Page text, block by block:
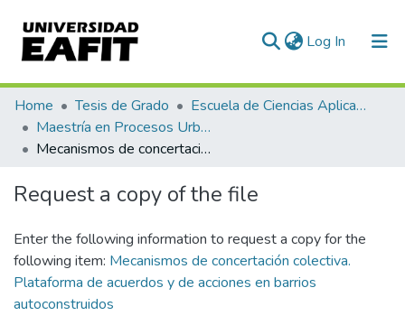
Log In (current)
Communities & Collections
All of DSpace
Home Tesis de Grado
Escuela de Ciencias Aplicadas e Ingeniería
Maestría en Procesos Urbanos y Ambientales (tesis)
Mecanismos de concertación colectiva. Plataforma de acuerdos y de acciones en barrios autoconstruidos
Request a copy of the file
Enter the following information to request a copy for the
following item: Mecanismos de concertación colectiva.
Plataforma de acuerdos y de acciones en barrios
autoconstruidos